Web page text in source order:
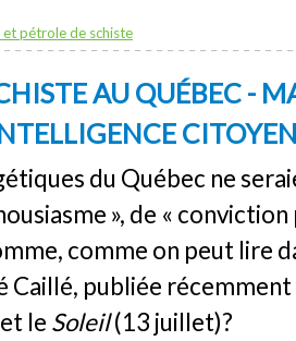
et pétrole de schiste
AU QUÉBEC -
du Québec ne
», de «
comme on peut lire
Caillé, publiée
le Soleil(13 juillet)?